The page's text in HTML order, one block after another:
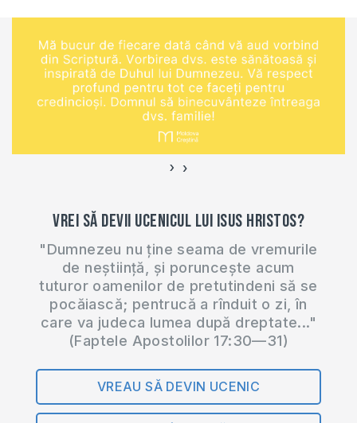
‹ ›
Vrei să devii ucenicul lui Isus Hristos?
"Dumnezeu nu ține seama de vremurile
de neștiință, și poruncește acum
tuturor oamenilor de pretutindeni să se
pocăiască; pentrucă a rînduit o zi, în
care va judeca lumea după dreptate..."
(Faptele Apostolilor 17:30—31)
VREAU SĂ DEVIN UCENIC